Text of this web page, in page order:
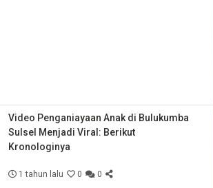
Video Penganiayaan Anak di Bulukumba
Sulsel Menjadi Viral: Berikut
Kronologinya
1 tahun lalu 0 0